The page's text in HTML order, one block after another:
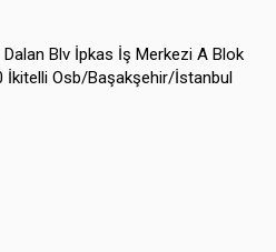
Blv İpkas İş Merkezi A Blok
İkitelli Osb/Başakşehir/İstanbul